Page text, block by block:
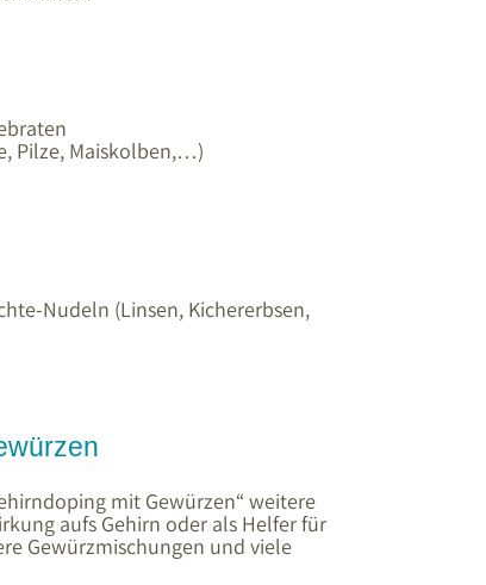
Pilze, Maiskolben,…)
Nudeln (Linsen, Kichererbsen,
mit Gewürzen“ weitere
aufs Gehirn oder als Helfer für
Gewürzmischungen und viele